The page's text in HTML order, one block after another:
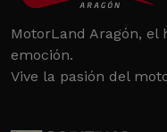
MotorLand Aragón, el
emoción.
Vive la pasión del